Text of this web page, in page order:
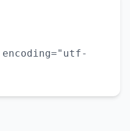
encoding="utf-